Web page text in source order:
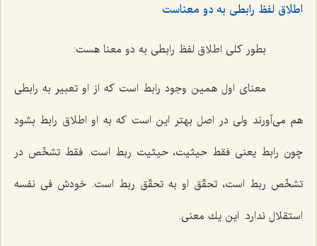
اطلاق لفظ رابطى به دو معناست
بطور كلى اطلاق لفظ رابطى به دو معنا هست:
معناى اول همین وجود رابط است كه از او تعبیر به رابطى
هم مى‌آورند ولى در اصل بهتر این است كه به او اطلاق رابط بشود
چون رابط یعنى فقط حیثیت، حیثیت ربط است. فقط تشخّص در
تشخّص ربط است، تحقّق او به تحقّق ربط است. خودش فى نفسه
استقلال ندارد. این یك معنى.